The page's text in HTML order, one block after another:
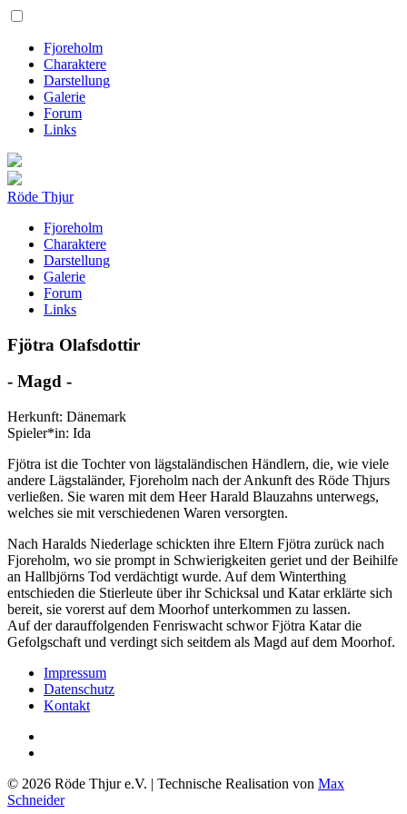
Fjoreholm
Charaktere
Darstellung
Galerie
Forum
Links
Röde Thjur
Fjoreholm
Charaktere
Darstellung
Galerie
Forum
Links
Fjötra Olafsdottir
- Magd -
Herkunft: Dänemark
Spieler*in: Ida
Fjötra ist die Tochter von lägstaländischen Händlern, die, wie viele
andere Lägstaländer, Fjoreholm nach der Ankunft des Röde Thjurs
verließen. Sie waren mit dem Heer Harald Blauzahns unterwegs,
welches sie mit verschiedenen Waren versorgten.
Nach Haralds Niederlage schickten ihre Eltern Fjötra zurück nach
Fjoreholm, wo sie prompt in Schwierigkeiten geriet und der Beihilfe
an Hallbjörns Tod verdächtigt wurde. Auf dem Winterthing
entschieden die Stierleute über ihr Schicksal und Katar erklärte sich
bereit, sie vorerst auf dem Moorhof unterkommen zu lassen.
Auf der darauffolgenden Fenriswacht schwor Fjötra Katar die
Gefolgschaft und verdingt sich seitdem als Magd auf dem Moorhof.
Impressum
Datenschutz
Kontakt
© 2026 Röde Thjur e.V. | Technische Realisation von Max
Schneider